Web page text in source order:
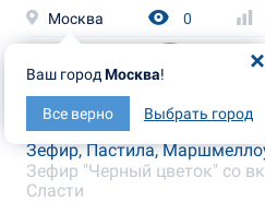
Москва
Ваш город Москва!
Все верно Выбрать город
0
Главная
Каталог
Зефир, Пастила,
Зефир "Черный цветок" со
Сласти